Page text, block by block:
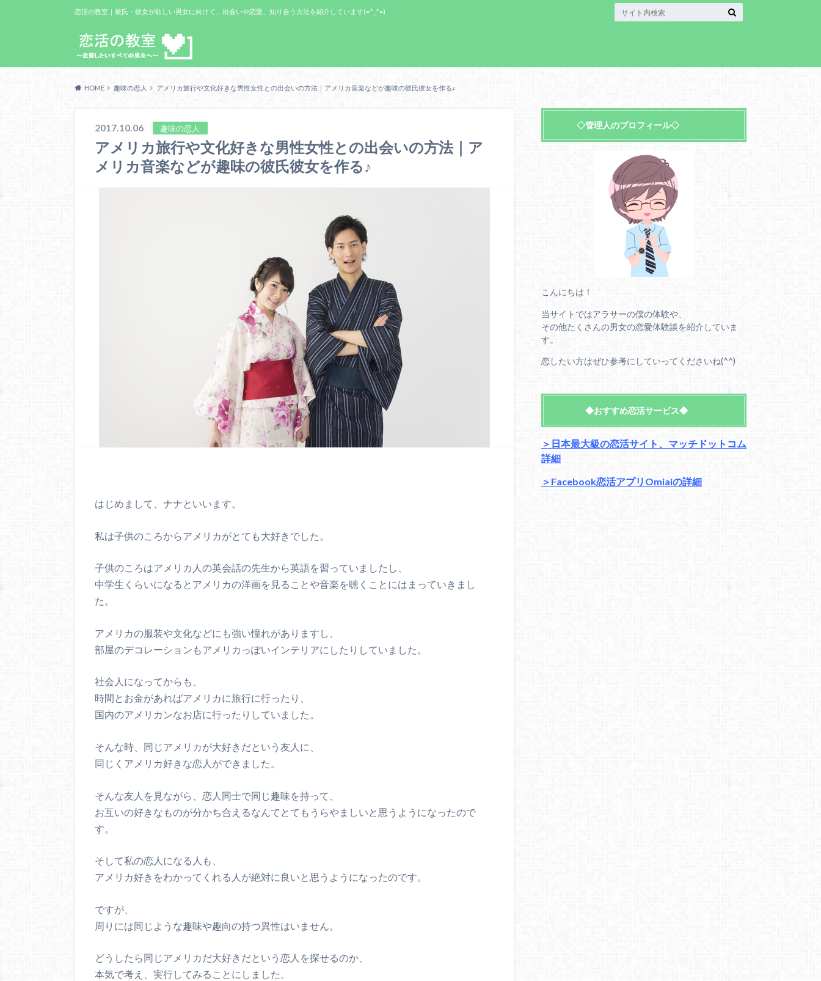
恋活の教室｜彼氏・彼女が欲しい男女に向けて、出会いや恋愛、知り合う方法を紹介しています(=^_^=)
HOME 趣味の恋人 アメリカ旅行や文化好きな男性女性との出会いの方法｜アメリカ音楽などが趣味の彼氏彼女を作る♪
2017.10.06 趣味の恋人
アメリカ旅行や文化好きな男性女性との出会いの方法｜ア
メリカ音楽などが趣味の彼氏彼女を作る♪
はじめまして、ナナといいます。
私は子供のころからアメリカがとても大好きでした。
子供のころはアメリカ人の英会話の先生から英語を習っていましたし、
中学生くらいになるとアメリカの洋画を見ることや音楽を聴くことにはまっていきまし
た。
アメリカの服装や文化などにも強い憧れがありますし、
部屋のデコレーションもアメリカっぽいインテリアにしたりしていました。
社会人になってからも、
時間とお金があればアメリカに旅行に行ったり、
国内のアメリカンなお店に行ったりしていました。
そんな時、同じアメリカが大好きだという友人に、
同じくアメリカ好きな恋人ができました。
そんな友人を見ながら、恋人同士で同じ趣味を持って、
お互いの好きなものが分かち合えるなんてとてもうらやましいと思うようになったので
す。
そして私の恋人になる人も、
アメリカ好きをわかってくれる人が絶対に良いと思うようになったのです。
ですが、
周りには同じような趣味や趣向の持つ異性はいません。
どうしたら同じアメリカだ大好きだという恋人を探せるのか、
本気で考え、実行してみることにしました。
◇管理人のプロフィール◇
こんにちは！
当サイトではアラサーの僕の体験や、
その他たくさんの男女の恋愛体験談を紹介していま
す。
恋したい方はぜひ参考にしていってくださいね(^^)
◆おすすめ恋活サービス◆
＞日本最大級の恋活サイト、マッチドットコム
詳細
＞Facebook恋活アプリOmiaiの詳細